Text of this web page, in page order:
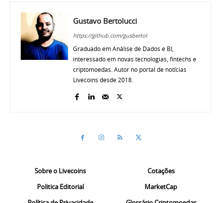
Gustavo Bertolucci
https://github.com/gusbertol
Graduado em Análise de Dados e BI,
interessado em novas tecnologias, fintechs e
criptomoedas. Autor no portal de notícias
Livecoins desde 2018.
Sobre o Livecoins
Politica Editorial
Cotações
MarketCap